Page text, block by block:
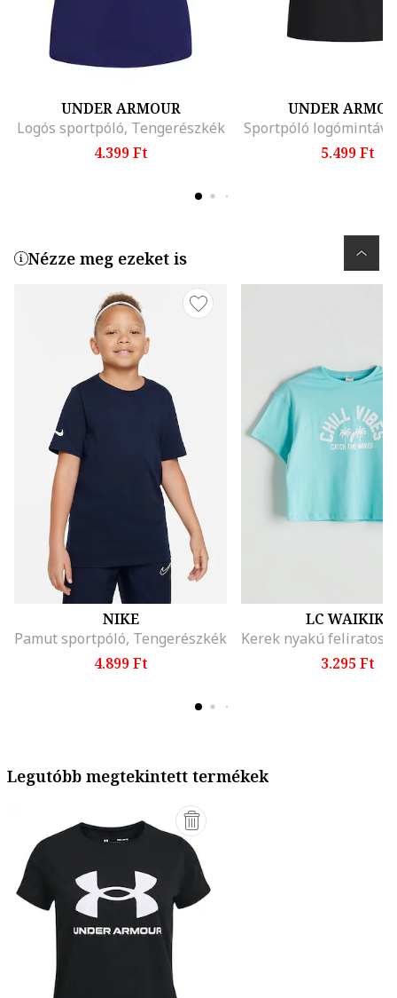
UNDER ARMOUR
Logós sportpóló, Tengerészkék
4.399 Ft
UNDER
Sportpóló
5.499 Ft
Nézze meg ezeket is
NIKE
Pamut sportpóló, Tengerészkék
4.899 Ft
LC WAIKIKI
3.295 Ft
Legutóbb megtekintett termékek